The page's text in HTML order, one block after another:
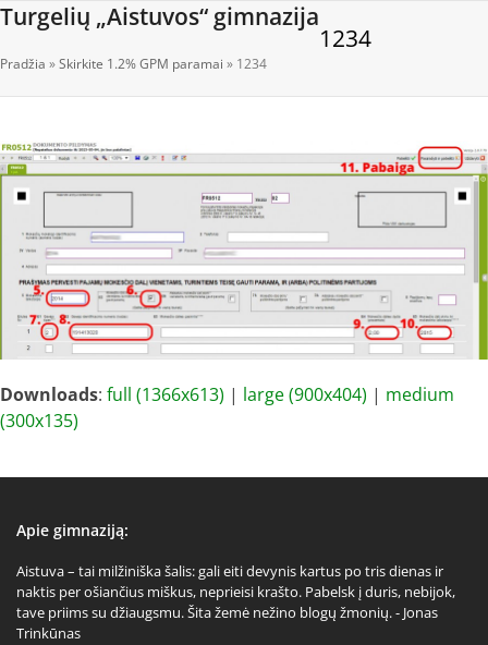
Skip
content
Turgelių „Aistuvos“ gimnazija
Open
mobile
Close
mobile
1234
Pradžia »Skirkite 1.2% GPM paramai » 1234
Downloads: full (1366x613) | large (900x404) | medium
(300x135)
Apie gimnaziją:
Aistuva – tai milžiniška šalis: gali eiti devynis kartus po tris dienas ir
naktis per ošiančius miškus, neprieisi krašto. Pabelsk į duris, nebijok,
tave priims su džiaugsmu. Šita žemė nežino blogų žmonių. - Jonas
Trinkūnas